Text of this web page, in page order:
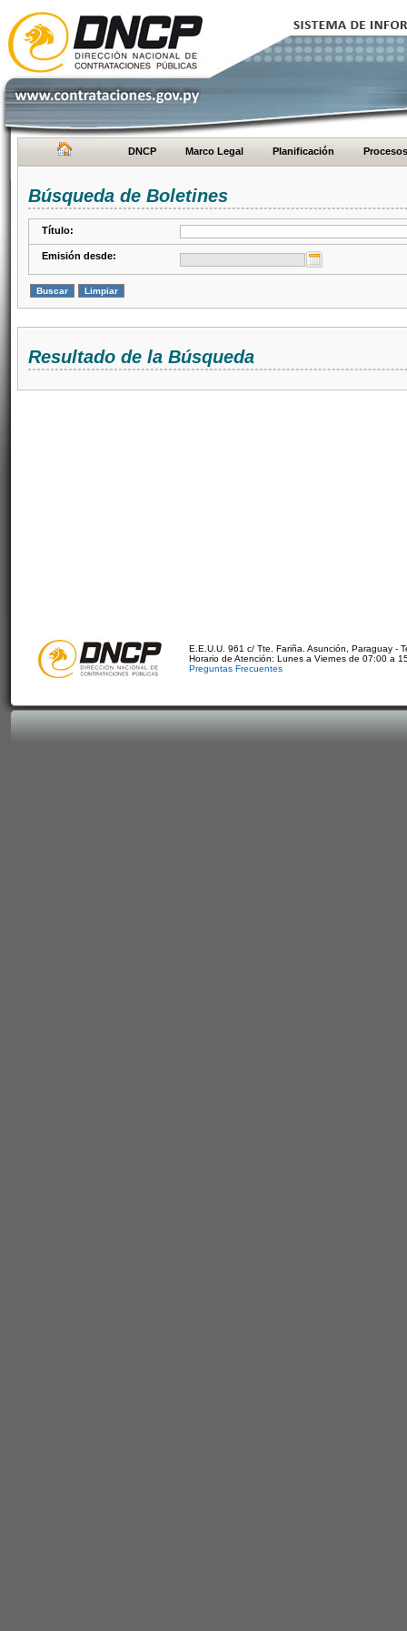
DNCP Marco Legal Planificación Procesos
Búsqueda de Boletines
Título:
Emisión desde:
Resultado de la Búsqueda
E.E.U.U. 961 c/ Tte. Fariña. Asunción, Paraguay -
Horario de Atención: Lunes a Viernes de 07:00 a
Preguntas Frecuentes